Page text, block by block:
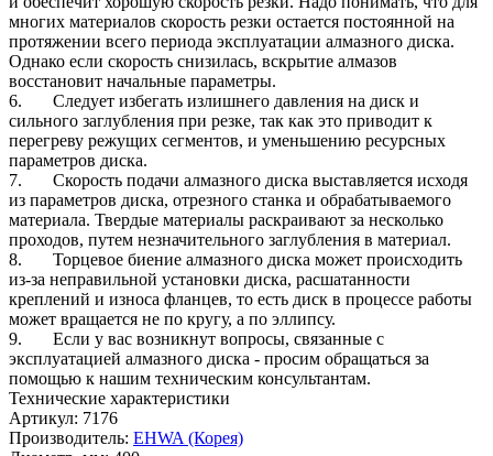
многих материалов скорость резки остается постоянной на
протяжении всего периода эксплуатации алмазного диска.
Однако если скорость снизилась, вскрытие алмазов
восстановит начальные параметры.
6. Следует избегать излишнего давления на диск и
сильного заглубления при резке, так как это приводит к
перегреву режущих сегментов, и уменьшению ресурсных
параметров диска.
7. Скорость подачи алмазного диска выставляется исходя
из параметров диска, отрезного станка и обрабатываемого
материала. Твердые материалы раскраивают за несколько
проходов, путем незначительного заглубления в материал.
8. Торцевое биение алмазного диска может происходить
из-за неправильной установки диска, расшатанности
креплений и износа фланцев, то есть диск в процессе работы
может вращается не по кругу, а по эллипсу.
9. Если у вас возникнут вопросы, связанные с
эксплуатацией алмазного диска - просим обращаться за
помощью к нашим техническим консультантам.
Технические характеристики
Артикул: 7176
Производитель: EHWA (Корея)